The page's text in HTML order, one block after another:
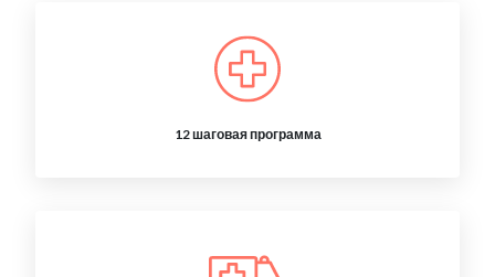
12 шаговая программа